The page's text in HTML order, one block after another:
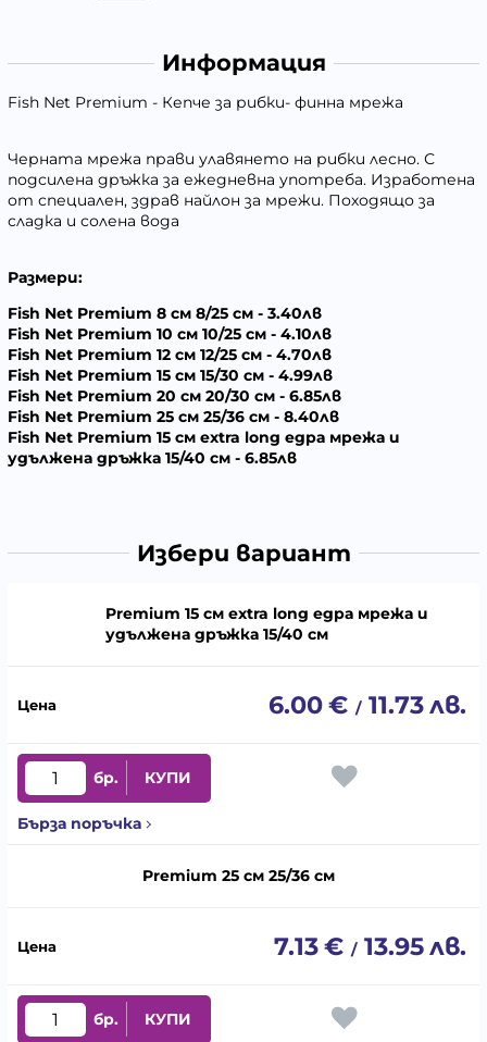
Информация
Fish Net Premium - Кепче за рибки- финна мрежа
Черната мрежа прави улавянето на рибки лесно. С
подсилена дръжка за ежедневна употреба. Изработена
от специален, здрав найлон за мрежи. Походящо за
сладка и солена вода
Размери:
Fish Net Premium 8 см 8/25 см - 3.40лв
Fish Net Premium 10 см 10/25 см - 4.10лв
Fish Net Premium 12 см 12/25 см - 4.70лв
Fish Net Premium 15 см 15/30 см - 4.99лв
Fish Net Premium 20 см 20/30 см - 6.85лв
Fish Net Premium 25 см 25/36 см - 8.40лв
Fish Net Premium 15 см extra long едра мрежа и
удължена дръжка 15/40 см - 6.85лв
Избери вариант
Premium 15 см extra long едра мрежа и
удължена дръжка 15/40 см
6.00€ / 11.73лв.
бр. КУПИ
Бърза поръчка
Premium 25 см 25/36 см
7.13€ / 13.95лв.
бр. КУПИ